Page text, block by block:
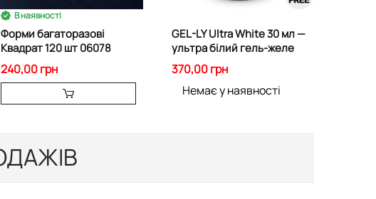
В наявності
Форми багаторазові
Квадрат 120 шт 06078
240,00 грн
GEL-LY Ultra White 30 мл —
ультра білий гель-желе
370,00 грн
Немає у наявності